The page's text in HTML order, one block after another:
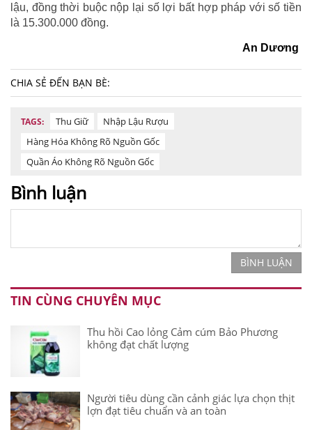
lậu, đồng thời buộc nộp lại số lợi bất hợp pháp với số tiền
là 15.300.000 đồng.
An Dương
CHIA SẺ ĐẾN BẠN BÈ:
TAGS: Thu Giữ
Nhập Lậu Rượu
Hàng Hóa Không Rõ Nguồn Gốc
Quần Áo Không Rõ Nguồn Gốc
Bình luận
BÌNH LUẬN
TIN CÙNG CHUYÊN MỤC
Thu hồi Cao lỏng Cảm cúm Bảo Phương
không đạt chất lượng
Người tiêu dùng cần cảnh giác lựa chọn thịt
lợn đạt tiêu chuẩn và an toàn